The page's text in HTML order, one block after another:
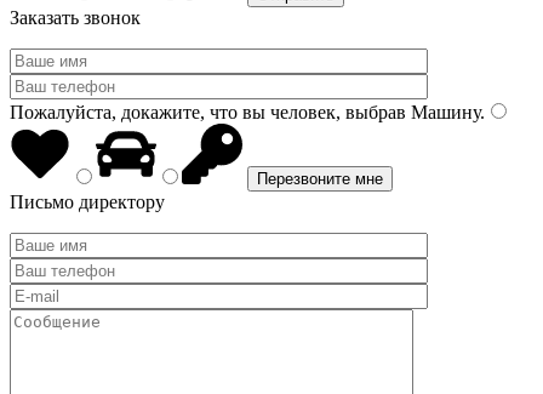
Заказать звонок
Пожалуйста, докажите, что вы человек, выбрав Машину.
Письмо директору